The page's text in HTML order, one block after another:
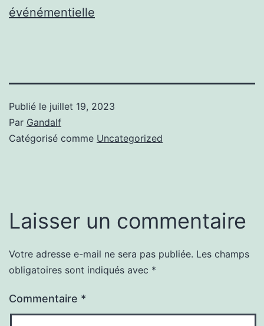
événémentielle
Publié le juillet 19, 2023
Par Gandalf
Catégorisé comme Uncategorized
Laisser un commentaire
Votre adresse e-mail ne sera pas publiée. Les champs
obligatoires sont indiqués avec *
Commentaire *